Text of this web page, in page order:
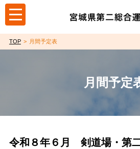
toggle
navigation
TOP 月間予定表
月間予定
令和８年６月 剣道場・第